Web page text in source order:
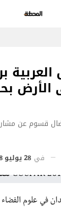
الأرض
في 28 يوليو 2018
في علوم الفضاء